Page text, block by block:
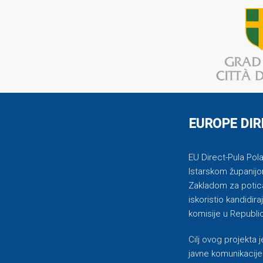
EUROPE
EU Direct-Pula
Istarskom
Zakladom za
iskoristio
komisije u
Cilj ovog projekta
javne